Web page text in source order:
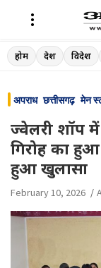
Skip
to
होम देश विदेश
अपराध छत्तीसगढ़ मेन
ज्वेलरी शॉप
गिरोह का
हुआ खुलासा
February 10, 2026